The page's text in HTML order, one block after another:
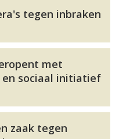
tegen inbraken
met
sociaal initiatief
zaak tegen